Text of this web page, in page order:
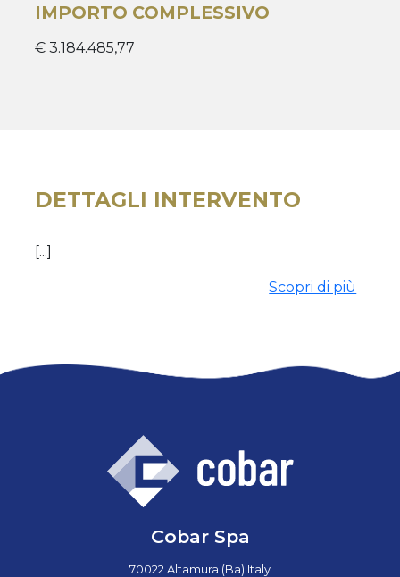
IMPORTO COMPLESSIVO
€ 3.184.485,77
DETTAGLI INTERVENTO
[...]
Scopri di più
Cobar Spa
70022 Altamura (Ba) Italy